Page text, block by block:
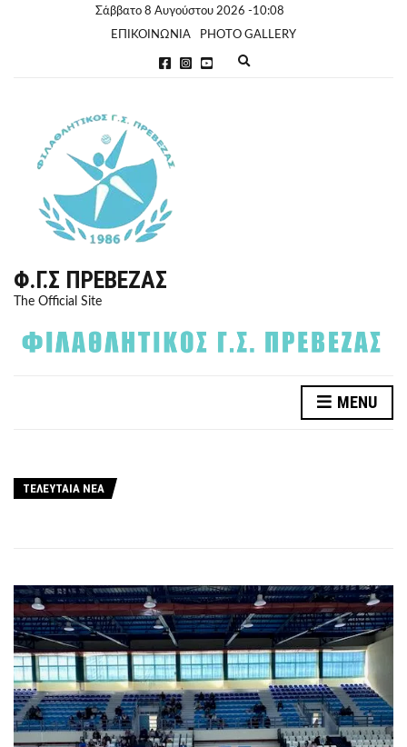
Σάββατο 8 Αυγούστου 2026 -10:08
ΕΠΙΚΟΙΝΩΝΙΑ
PHOTO GALLERY
Φ.Γ.Σ ΠΡΈΒΕΖΑΣ
The Official Site
MENU
ΤΕΛΕΥΤΑΙΑ ΝΕΑ